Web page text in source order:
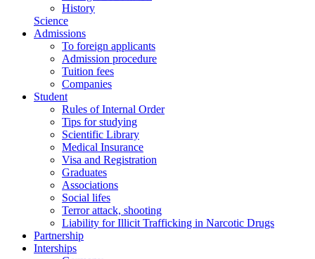
History
Science
Admissions
To foreign applicants
Admission procedure
Tuition fees
Companies
Student
Rules of Internal Order
Tips for studying
Scientific Library
Medical Insurance
Visa and Registration
Graduates
Associations
Social lifes
Terror attack, shooting
Liability for Illicit Trafficking in Narcotic Drugs
Partnership
Interships